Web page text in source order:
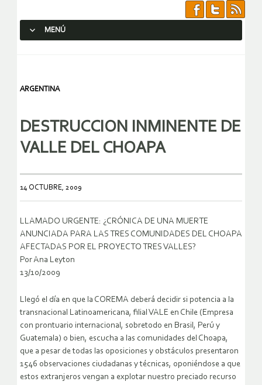
MENÚ
ARGENTINA
DESTRUCCION INMINENTE DE
VALLE DEL CHOAPA
14 OCTUBRE, 2009
LLAMADO URGENTE: ¿CRÓNICA DE UNA MUERTE
ANUNCIADA PARA LAS TRES COMUNIDADES DEL CHOAPA
AFECTADAS POR EL PROYECTO TRES VALLES?
Por Ana Leyton
13/10/2009
Llegó el día en que la COREMA deberá decidir si potencia a la
transnacional Latinoamericana, filial VALE en Chile (Empresa
con prontuario internacional, sobretodo en Brasil, Perú y
Guatemala) o bien, escucha a las comunidades del Choapa,
que a pesar de todas las oposiciones y obstáculos presentaron
1546 observaciones ciudadanas y técnicas, oponiéndose a que
estos extranjeros vengan a explotar nuestro preciado recurso